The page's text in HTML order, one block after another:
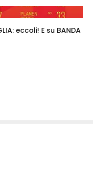
eccoli! E su BANDA